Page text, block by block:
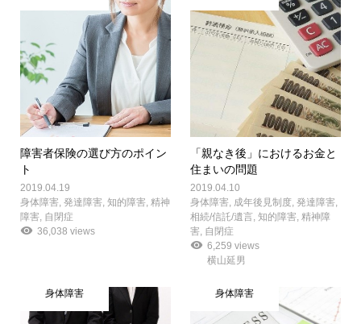
障害者保険の選び方のポイン
ト
2019.04.19
身体障害, 発達障害, 知的障害, 精神
障害, 自閉症
36,038 views
「親なき後」におけるお金と
住まいの問題
2019.04.10
身体障害 成年後見制度 ,発達障害
相続/信託/遺言 ,知的障害 精神障
害 自閉症
6,259 views
横山延男
身体障害 身体障害